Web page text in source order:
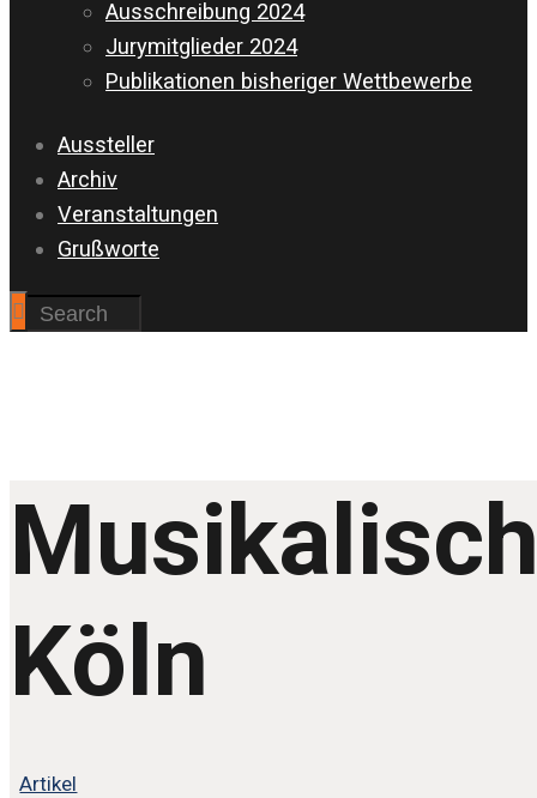
Ausschreibung 2024
Jurymitglieder 2024
Publikationen bisheriger Wettbewerbe
Aussteller
Archiv
Veranstaltungen
Grußworte
Köln
Artikel